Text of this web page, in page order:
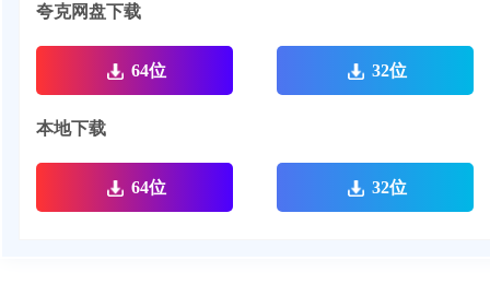
夸克网盘下载
64位 32位
本地下载
64位 32位